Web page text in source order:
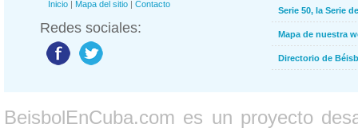
Inicio | Mapa del sitio | Contacto
Redes sociales:
Serie 50, la Serie
Mapa de nuestra
Directorio de
BeisbolEnCuba.com es un proyecto